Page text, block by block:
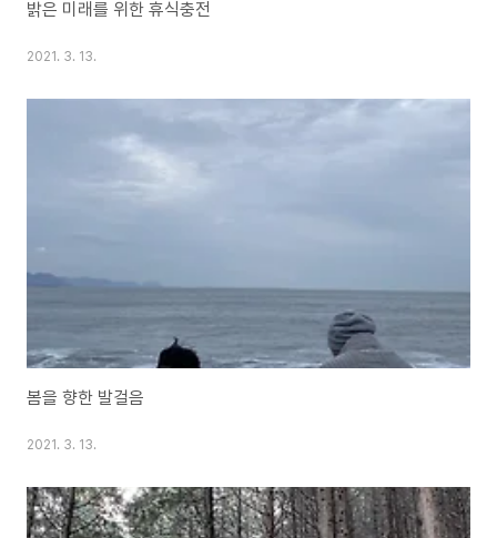
밝은 미래를 위한 휴식충전
2021. 3. 13.
봄을 향한 발걸음
2021. 3. 13.